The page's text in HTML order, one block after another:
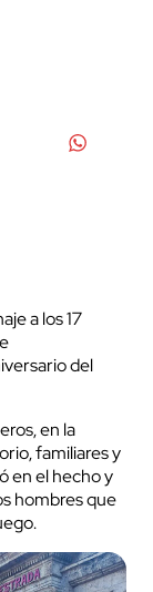
a los 17
del
en la
familiares y
en el hecho y
hombres que